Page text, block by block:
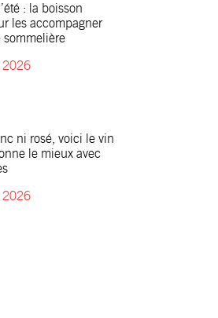
: la boisson
les accompagner
sommelière
ni rosé, voici le vin
le mieux avec